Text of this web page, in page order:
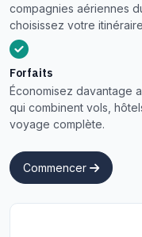
compagnies aériennes
choisissez votre
Forfaits
Économisez davantage
qui combinent vols,
voyage complète.
Commencer